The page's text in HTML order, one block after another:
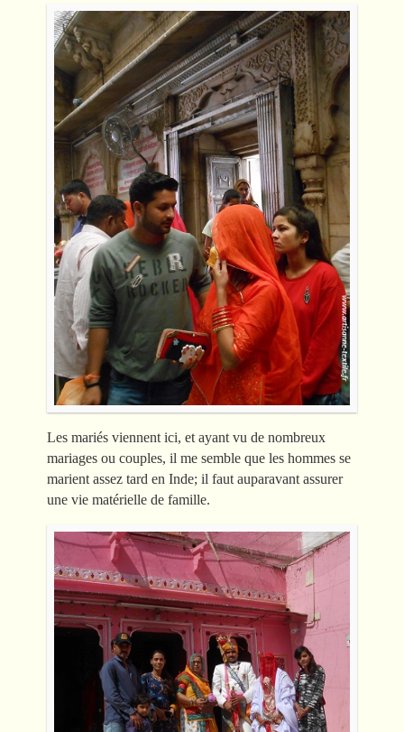
Les mariés viennent ici, et ayant vu de nombreux
mariages ou couples, il me semble que les hommes se
marient assez tard en Inde; il faut auparavant assurer
une vie matérielle de famille.